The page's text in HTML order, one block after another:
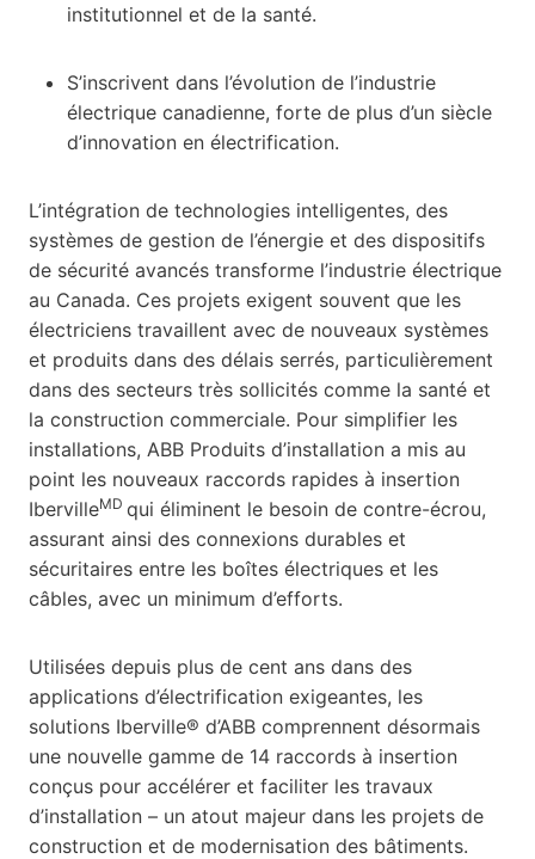
institutionnel et de la santé.
S’inscrivent dans l’évolution de l’industrie
électrique canadienne, forte de plus d’un siècle
d’innovation en électrification.
L’intégration de technologies intelligentes, des
systèmes de gestion de l’énergie et des dispositifs
de sécurité avancés transforme l’industrie électrique
au Canada. Ces projets exigent souvent que les
électriciens travaillent avec de nouveaux systèmes
et produits dans des délais serrés, particulièrement
dans des secteurs très sollicités comme la santé et
la construction commerciale. Pour simplifier les
installations, ABB Produits d’installation a mis au
point les nouveaux raccords rapides à insertion
IbervilleMD qui éliminent le besoin de contre-écrou,
assurant ainsi des connexions durables et
sécuritaires entre les boîtes électriques et les
câbles, avec un minimum d’efforts.
Utilisées depuis plus de cent ans dans des
applications d’électrification exigeantes, les
solutions Iberville® d’ABB comprennent désormais
une nouvelle gamme de 14 raccords à insertion
conçus pour accélérer et faciliter les travaux
d’installation – un atout majeur dans les projets de
construction et de modernisation des bâtiments.